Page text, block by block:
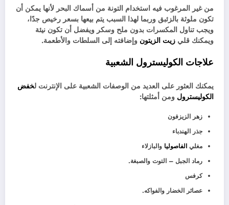
من غير المرغوب فيه استخدام التونة من أسماك البحر لأنها يمكن أن
تكون ملوثة بالزئبق وربما لهذا السبب يتم بيعها بسعر رخيص جدًا،
ويجب تناول المكسرات بدون ملح وسكر ويفضل أن تكون نيئة
ويمكنك قلي زيت الزيتون وإضافته إلى السلطات والأطعمة.
علاجات الكوليسترول الشعبية
يمكنك العثور على العديد من الوصفات الشعبية على الإنترنت لخفض
الكوليسترول ومن أمثلتها:
زهر الزيزفون
جذر الهندباء
مغلي الفاصوليا والبازلاء
رماد الجبل – التوت والصبغة.
كرفس
عصائر الخضار والفواكه.